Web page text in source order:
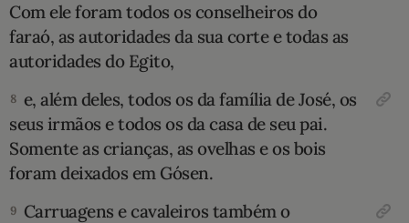
Com ele foram todos os conselheiros do
faraó, as autoridades da sua corte e todas as
autorida­des do Egito,
8 e, além deles, todos os da família de José, os
seus irmãos e todos os da casa de seu pai.
Somente as crianças, as ovelhas ­e os bois
foram deixados em Gósen.
9 Carruagens e cava­leiros também o